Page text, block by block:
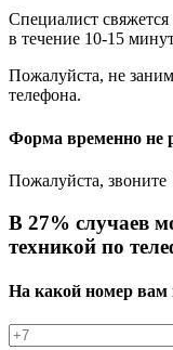
Специалист
в течение 10-15
Пожалуйста, не
телефона.
Форма временно не
Пожалуйста, звоните
В 27% случаев
техникой по
На какой номер вам